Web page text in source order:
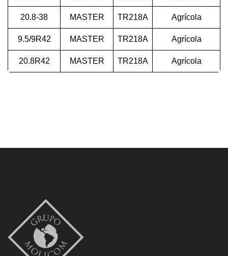
20.8-38 MASTER TR218A Agrícola
9.5/9R42 MASTER TR218A Agrícola
20.8R42 MASTER TR218A Agrícola